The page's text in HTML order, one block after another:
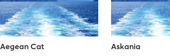
Aegean Cat Askania